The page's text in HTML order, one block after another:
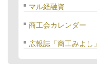
マル経融資
商工会カレンダー
広報誌「商工みよし」